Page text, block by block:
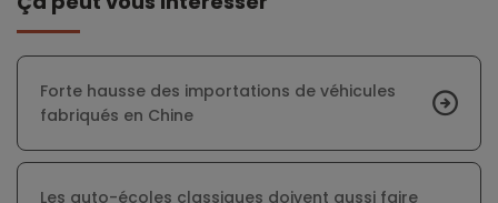
Forte hausse des importations de véhicules
fabriqués en Chine
Les auto-écoles classiques doivent aussi faire